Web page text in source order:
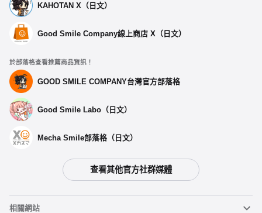
KAHOTAN X（日文）
Good Smile Company線上商店 X（日文）
於部落格查看推薦商品資訊！
GOOD SMILE COMPANY台灣官方部落格
Good Smile Labo（日文）
Mecha Smile部落格（日文）
查看其他官方社群媒體
相關網站